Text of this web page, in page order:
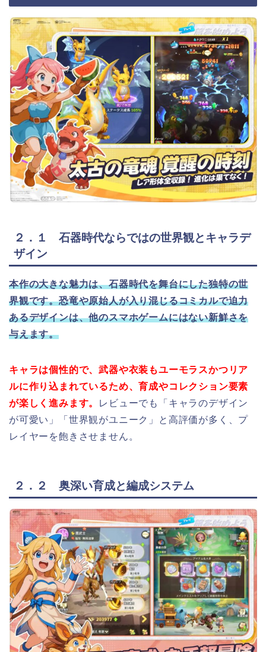
２．１ 石器時代ならではの世界観とキャラデ
ザイン
本作の大きな魅力は、石器時代を舞台にした独特の世
界観です。恐竜や原始人が入り混じるコミカルで迫力
あるデザインは、他のスマホゲームにはない新鮮さを
与えます。
キャラは個性的で、武器や衣装もユーモラスかつリア
ルに作り込まれているため、育成やコレクション要素
が楽しく進みます。
レビューでも「キャラのデザイン
が可愛い」「世界観がユニーク」と高評価が多く、プ
レイヤーを飽きさせません。
２．２ 奥深い育成と編成システム